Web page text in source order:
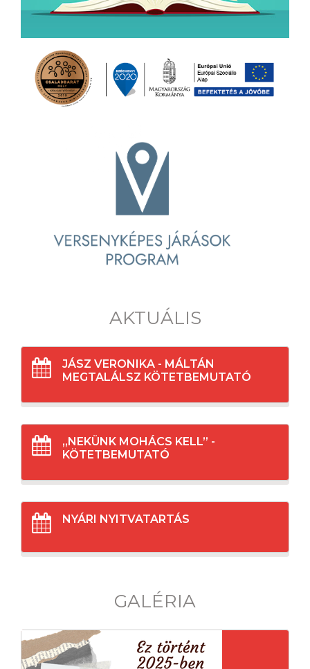
AKTUÁLIS
JÁSZ VERONIKA - MÁLTÁN
MEGTALÁLSZ KÖTETBEMUTATÓ
„NEKÜNK MOHÁCS KELL” -
KÖTETBEMUTATÓ
NYÁRI NYITVATARTÁS
GALÉRIA